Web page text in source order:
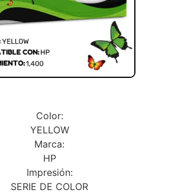
Color:
YELLOW
Marca:
HP
Impresión:
SERIE DE COLOR